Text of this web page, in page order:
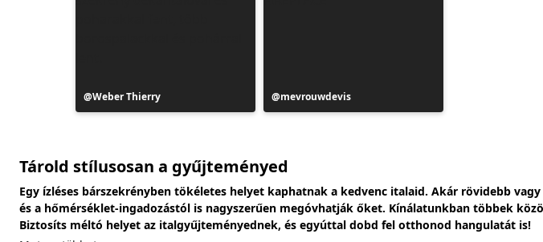
Bejegyzés
közzétevője
Weber Thierry
Bejegyzés
közzétevője
mevrouwdevis
Tárold stílusosan a gyűjteményed
Egy ízléses bárszekrényben tökéletes helyet kaphatnak a kedvenc italaid. Akár rövidebb
és a hőmérséklet-ingadozástól is nagyszerűen megóvhatják őket. Kínálatunkban többek
Biztosíts méltó helyet az italgyűjteményednek, és egyúttal dobd fel otthonod hangulatát is!